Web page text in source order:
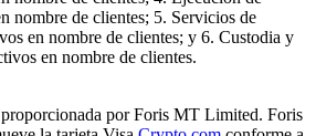
nombre de clientes; 5. Servicios de
en nombre de clientes; y 6. Custodia y
en nombre de clientes.
por Foris MT Limited. Foris